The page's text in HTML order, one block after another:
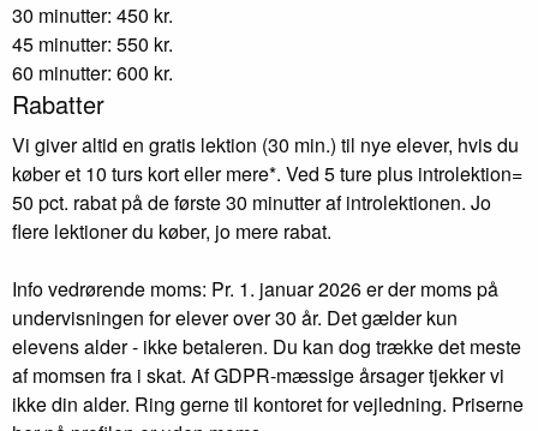
30 minutter: 450 kr.
45 minutter: 550 kr.
60 minutter: 600 kr.
Rabatter
Vi giver altid en gratis lektion (30 min.) til nye elever, hvis du
køber et 10 turs kort eller mere*. Ved 5 ture plus introlektion=
50 pct. rabat på de første 30 minutter af introlektionen. Jo
flere lektioner du køber, jo mere rabat.
Info vedrørende moms: Pr. 1. januar 2026 er der moms på
undervisningen for elever over 30 år. Det gælder kun
elevens alder - ikke betaleren. Du kan dog trække det meste
af momsen fra i skat. Af GDPR-mæssige årsager tjekker vi
ikke din alder. Ring gerne til kontoret for vejledning. Priserne